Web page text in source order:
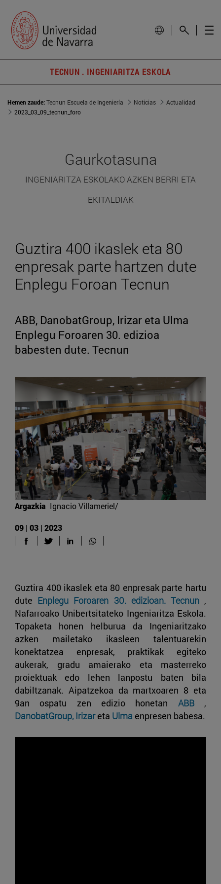
TECNUN . INGENIARITZA ESKOLA
Hemen zaude:Tecnun Escuela de Ingeniería Noticias
Actualidad
2023_03_09_tecnun_foro
Gaurkotasuna
INGENIARITZA ESKOLAKO AZKEN BERRI ETA
EKITALDIAK
Guztira 400 ikaslek eta 80
enpresak parte hartzen dute
Enplegu Foroan Tecnun
ABB, DanobatGroup, Irizar eta Ulma
Enplegu Foroaren 30. edizioa
babesten dute. Tecnun
Argazkia Ignacio Villameriel/
09 | 03 | 2023
Guztira 400 ikaslek eta 80 enpresak parte hartu
dute Enplegu Foroaren 30. edizioan. Tecnun,
Nafarroako Unibertsitateko Ingeniaritza Eskola.
Topaketa honen helburua da Ingeniaritzako
azken mailetako ikasleen talentuarekin
konektatzea enpresak, praktikak egiteko
aukerak, gradu amaierako eta masterreko
proiektuak edo lehen lanpostu baten bila
dabiltzanak. Aipatzekoa da martxoaren 8 eta
9an ospatu zen edizio honetan ABB,
DanobatGroup, Irizareta Ulma enpresen babesa.